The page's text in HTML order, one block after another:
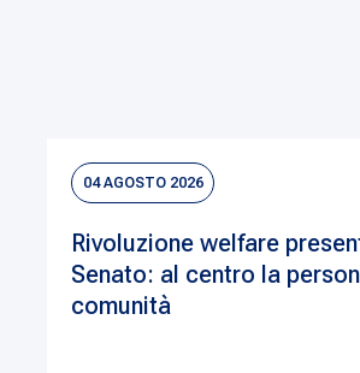
04 AGOSTO 2026
Rivoluzione welfare
Senato: al centro la
comunità